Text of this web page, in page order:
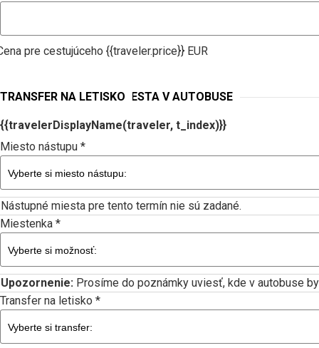
pre cestujúceho {{traveler.price}} EUR
NÁSTUPNÉ MIESTA A MIESTA V AUTOBUSE
TRANSFER NA LETISKO
{{travelerDisplayName(traveler, t_index)}}
Miesto nástupu *
Nástupné miesta pre tento termín nie sú zadané.
Miestenka *
Upozornenie: Prosíme do poznámky uviesť, kde v autobuse
Transfer na letisko *